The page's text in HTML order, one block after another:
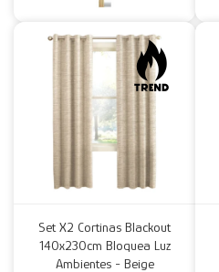
Set X2 Cortinas Blackout
140x230cm Bloquea Luz
Ambientes - Beige